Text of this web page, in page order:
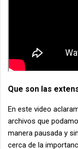
Que son las
En este video
archivos que
manera pausada y
cerca de la